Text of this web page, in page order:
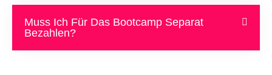
Muss Ich Für Das Bootcamp Separat
Bezahlen?